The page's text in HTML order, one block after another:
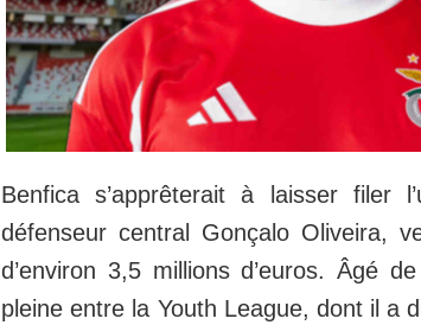
Benfica s’apprêterait à laisser
défenseur central Gonçalo Oliveira,
d’environ 3,5 millions d’euros. Âgé
pleine entre la Youth League, dont il a